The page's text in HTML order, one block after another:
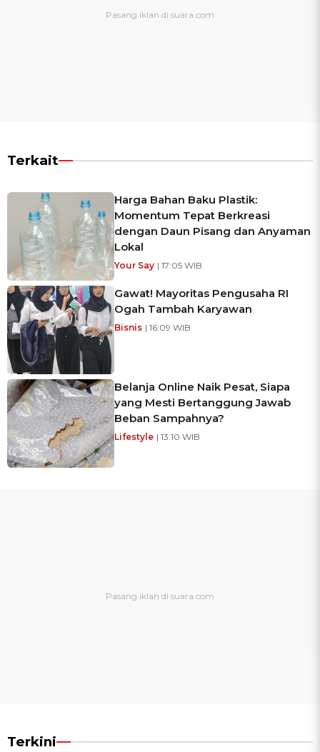
Terkait
Harga Bahan Baku Plastik:
Momentum Tepat Berkreasi
dengan Daun Pisang dan Anyaman
Lokal
Your Say | 17:05 WIB
Gawat! Mayoritas Pengusaha RI
Ogah Tambah Karyawan
Bisnis | 16:09 WIB
Belanja Online Naik Pesat, Siapa
yang Mesti Bertanggung Jawab
Beban Sampahnya?
Lifestyle | 13:10 WIB
Terkini